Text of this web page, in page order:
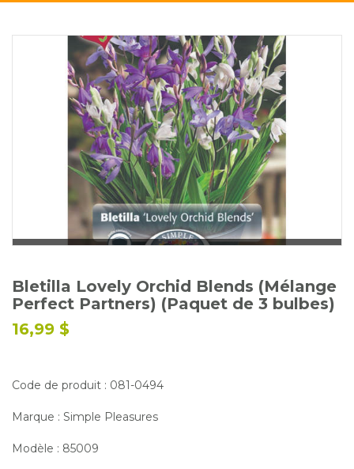
La boutique
Promotions et évènements
Conseils
Glossaire
Calendrier horticole
Emplois
Service à la clientèle
Nous joindre
Bletilla Lovely Orchid Blends (Mélange
Perfect Partners) (Paquet de 3 bulbes)
16,99 $
Code de produit : 081-0494
Marque : Simple Pleasures
Modèle : 85009